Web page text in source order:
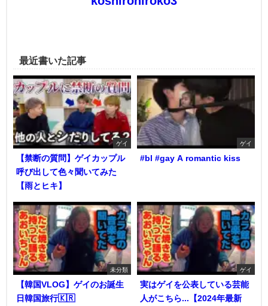
最近書いた記事
ゲイ
【禁断の質問】ゲイカップル
呼び出して色々聞いてみた
【雨とヒキ】
ゲイ
#bl #gay A romantic kiss
未分類
【韓国VLOG】ゲイのお誕生
日韓国旅行🇰🇷
ゲイ
実はゲイを公表している芸能
人がこちら...【2024年最新